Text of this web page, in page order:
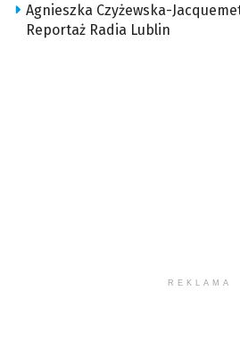
Agnieszka Czyżewska-
Reportaż Radia Lublin
REKLAMA